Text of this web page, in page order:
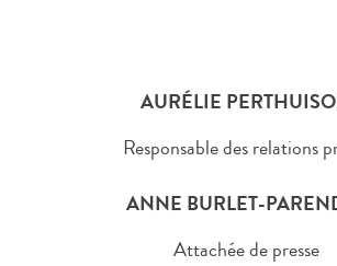
AURÉLIE
Responsable des relations
ANNE BURLET-
Attachée de presse